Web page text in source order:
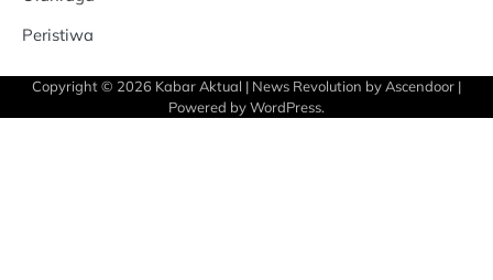
Peristiwa
Copyright © 2026 Kabar Aktual | News Revolution by Ascendoor |
Powered byWordPress.